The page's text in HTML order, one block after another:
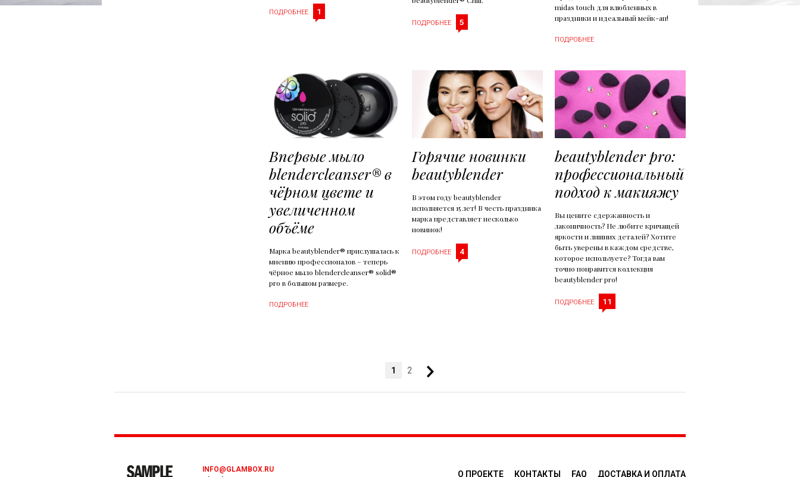
ПОДРОБНЕЕ 1
ПОДРОБНЕЕ 5
midas touch для влюбленных в
праздники и идеальный мейк-ап!
ПОДРОБНЕЕ
Впервые мыло
blendercleanser® в
чёрном цвете и
увеличенном
объёме
Марка beautyblender® прислушалась к
мнению профессионалов – теперь
чёрное мыло blendercleanser® solid®
pro в большом размере.
ПОДРОБНЕЕ
Горячие новинки
beautyblender
В этом году beautyblender
исполняется 15 лет! В честь праздника
марка представляет несколько
новинок!
ПОДРОБНЕЕ 4
beautyblender pro:
профессиональный
подход к макияжу
Вы цените сдержанность и
лаконичность? Не любите кричащей
яркости и лишних деталей? Хотите
быть уверены в каждом средстве,
которое используете? Тогда вам
точно понравится коллекция
beautyblender pro!
ПОДРОБНЕЕ 11
1 2
INFO@GLAMBOX.RU
О ПРОЕКТЕ КОНТАКТЫ FAQ ДОСТАВКA И ОПЛАТА